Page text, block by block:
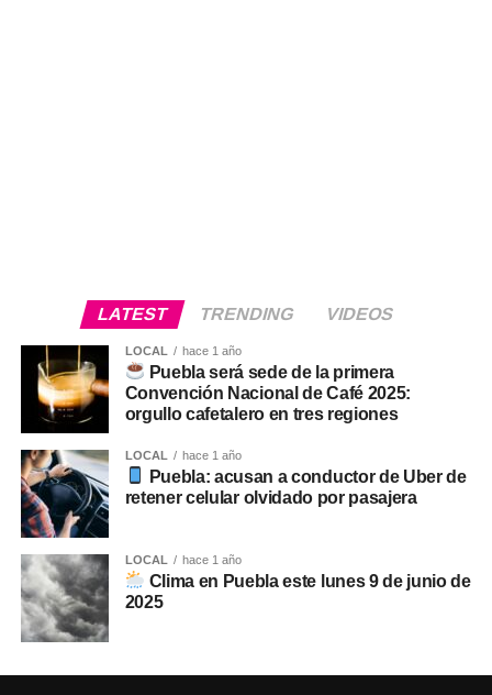
LATEST TRENDING VIDEOS
LOCAL hace 1 año
Puebla será sede de la primera
Convención Nacional de Café 2025:
orgullo cafetalero en tres regiones
LOCAL hace 1 año
Puebla: acusan a conductor de Uber de
retener celular olvidado por pasajera
LOCAL hace 1 año
Clima en Puebla este lunes 9 de junio de
2025